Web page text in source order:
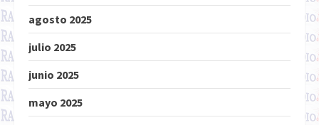
agosto 2025
julio 2025
junio 2025
mayo 2025